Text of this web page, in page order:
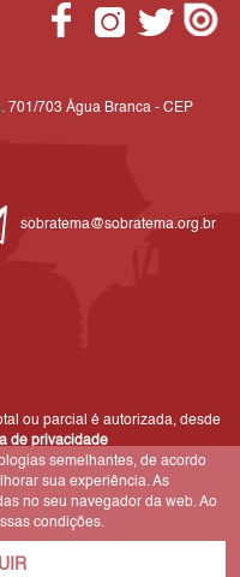
701/703 Água Branca - CEP
sobratema@sobratema.org.br
ou parcial é autorizada, desde
de privacidade
semelhantes, de acordo
sua experiência. As
no seu navegador da web. Ao
condições.